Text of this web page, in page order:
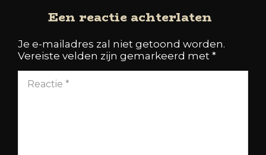
Een reactie achterlaten
Je e-mailadres zal niet getoond worden.
Vereiste velden zijn gemarkeerd met *